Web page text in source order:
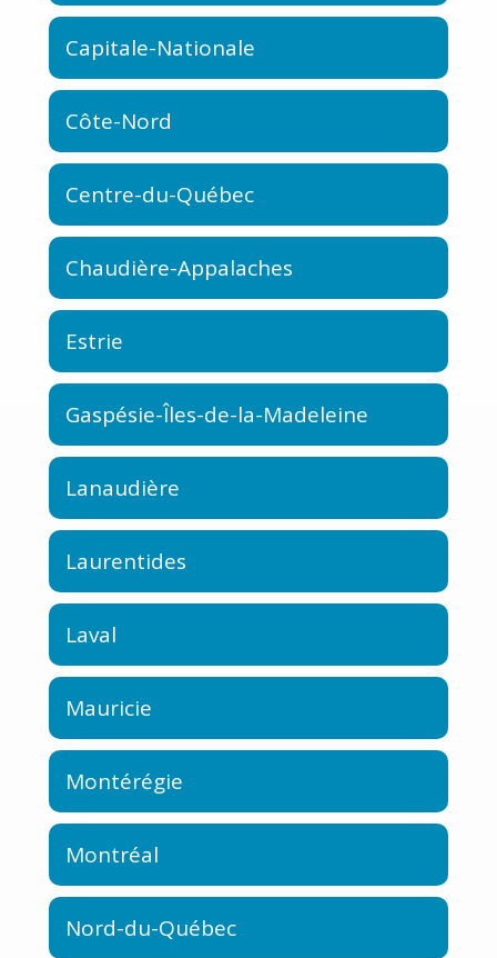
Capitale-Nationale
Côte-Nord
Centre-du-Québec
Chaudière-Appalaches
Estrie
Gaspésie-Îles-de-la-Madeleine
Lanaudière
Laurentides
Laval
Mauricie
Montérégie
Montréal
Nord-du-Québec